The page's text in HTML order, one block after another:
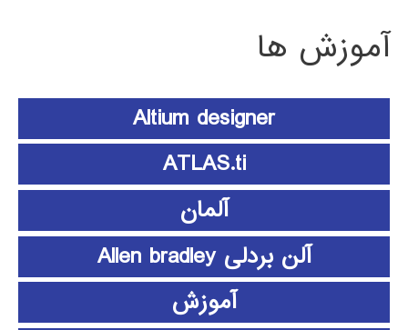
آموزش ها
Altium designer
ATLAS.ti
آلمان
آلن بردلی Allen bradley
آموزش